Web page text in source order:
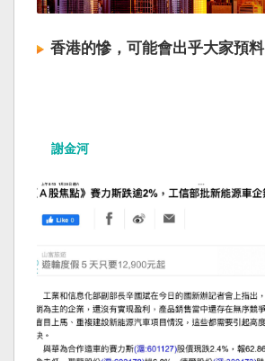
香港的慘，可能會出乎大家預料
謝金河